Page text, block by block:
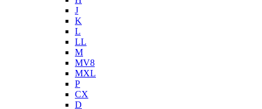
J
K
L
LL
M
MV8
MXL
P
CX
D